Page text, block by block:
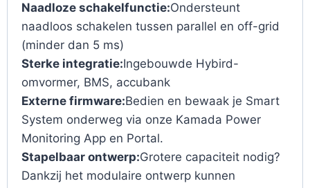
Naadloze schakelfunctie:Ondersteunt
naadloos schakelen tussen parallel en off-grid
(minder dan 5 ms)
Sterke integratie:Ingebouwde Hybird-
omvormer, BMS, accubank
Externe firmware:Bedien en bewaak je Smart
System onderweg via onze Kamada Power
Monitoring App en Portal.
Stapelbaar ontwerp:Grotere capaciteit nodig?
Dankzij het modulaire ontwerp kunnen